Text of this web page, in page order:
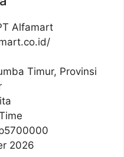
Alfamart
Timur, Provinsi
5700000
2026